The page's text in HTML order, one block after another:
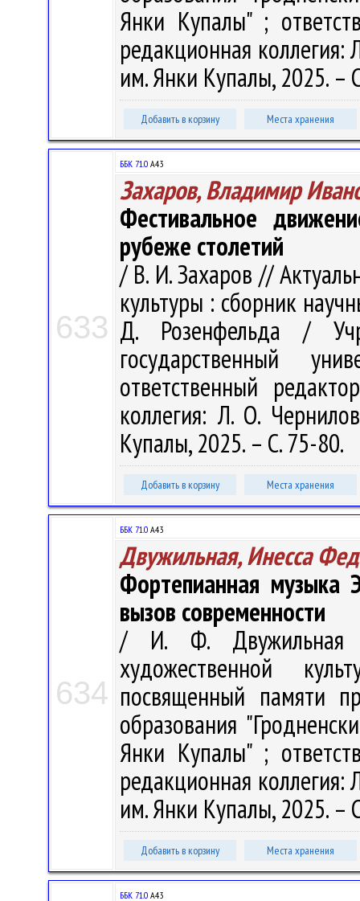
Янки Купалы" ;
редакционная коллегия:
им. Янки Купалы, 2025. –
Добавить в корзину Места хранения
633
ББК 71.0 А43
Захаров, Владимир
Фестивальное
рубеже столетий
/ В. И. Захаров //
культуры : сборник
Д. Розенфельда /
государственный
ответственный
коллегия: Л. О.
Купалы, 2025. – С. 75-80.
Добавить в корзину Места хранения
634
ББК 71.0 А43
Двужильная, Инесса
Фортепианная музыка
вызов современности
/ И. Ф. Двужильная
художественной
посвященный памяти
образования
Янки Купалы" ;
редакционная коллегия:
им. Янки Купалы, 2025. –
Добавить в корзину Места хранения
ББК 71.0 А43